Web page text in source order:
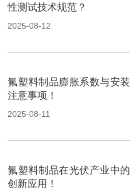
性测试技术规范？
2025-08-12
氟塑料制品膨胀系数与安装
注意事项！
2025-08-11
氟塑料制品在光伏产业中的
创新应用！